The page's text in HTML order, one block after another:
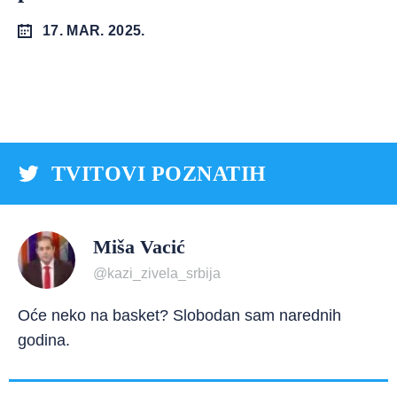
17. MAR. 2025.
TVITOVI POZNATIH
Miša Vacić
@kazi_zivela_srbija
Oće neko na basket? Slobodan sam narednih
godina.